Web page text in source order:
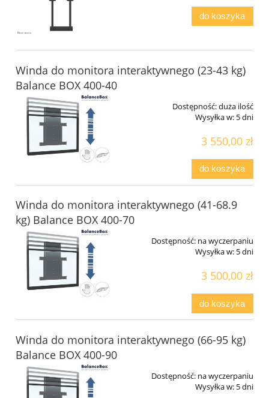
do koszyka
Winda do monitora interaktywnego (23-43 kg)
Balance BOX 400-40
Dostępność:duża ilość
Wysyłka w: 5 dni
3 550,00 zł
do koszyka
Winda do monitora interaktywnego (41-68.9
kg) Balance BOX 400-70
Dostępność: na wyczerpaniu
Wysyłka w: 5 dni
3 500,00 zł
do koszyka
Winda do monitora interaktywnego (66-95 kg)
Balance BOX 400-90
Dostępność: na wyczerpaniu
Wysyłka w: 5 dni